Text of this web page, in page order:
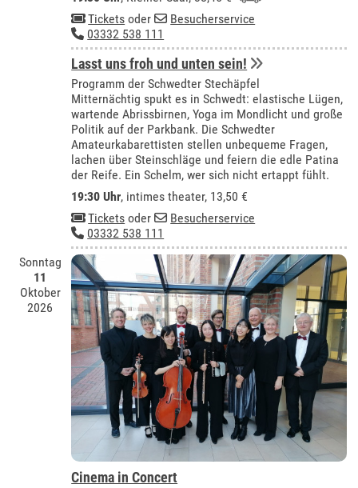
Tickets oder
Besucherservice
03332 538 111
Lasst uns froh und unten sein!
Programm der Schwedter Stechäpfel
Mitternächtig spukt es in Schwedt: elastische Lügen,
wartende Abrissbirnen, Yoga im Mondlicht und große
Politik auf der Parkbank. Die Schwedter
Amateurkabarettisten stellen unbequeme Fragen,
lachen über Steinschläge und feiern die edle Patina
der Reife. Ein Schelm, wer sich nicht ertappt fühlt.
19:30 Uhr, intimes theater, 13,50 €
Tickets oder
Besucherservice
03332 538 111
Sonntag
11
Oktober
2026
Cinema in Concert